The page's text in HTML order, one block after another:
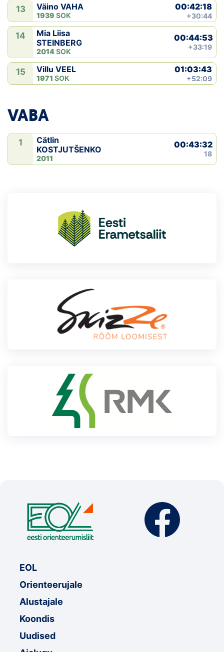
13 Väino VAHA
1939 SOK
00:42:18
+30:44
14
Mia Liisa
STEINBERG
2014SOK
00:44:53
+33:19
15 Villu VEEL
1971 SOK
01:03:43
+52:09
VABA
1
Cätlin
KOSTJUTŠENKO
2011
00:43:32
18
EOL
Orienteerujale
Alustajale
Koondis
Uudised